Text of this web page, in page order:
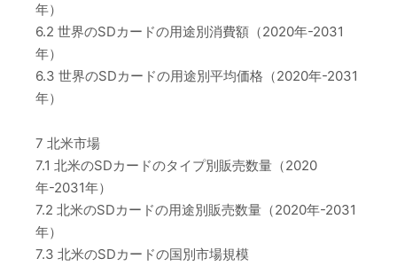
年）
6.2 世界のSDカードの用途別消費額（2020年-2031
年）
6.3 世界のSDカードの用途別平均価格（2020年-2031
年）
7 北米市場
7.1 北米のSDカードのタイプ別販売数量（2020
年-2031年）
7.2 北米のSDカードの用途別販売数量（2020年-2031
年）
7.3 北米のSDカードの国別市場規模